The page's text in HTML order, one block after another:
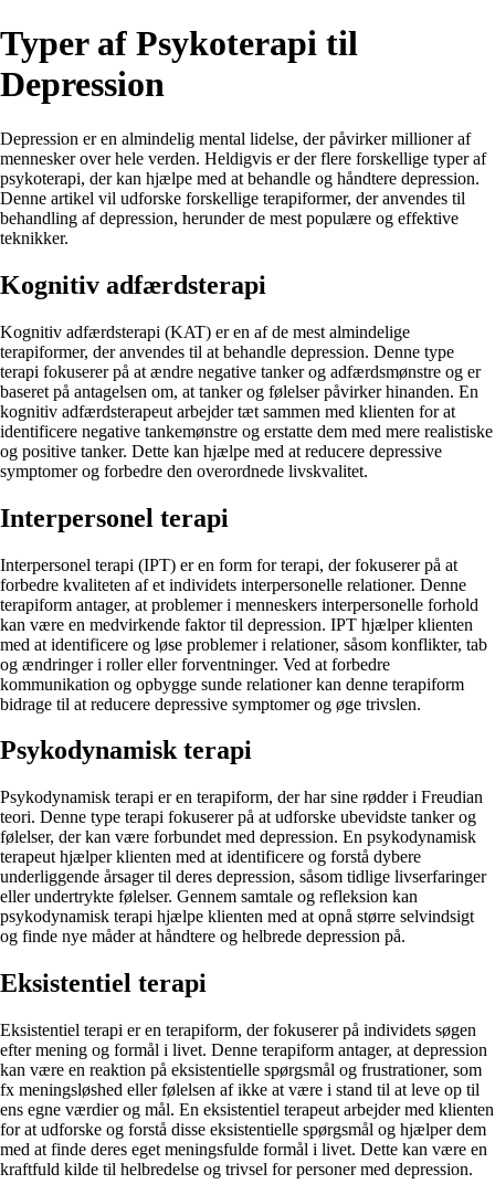
Typer af Psykoterapi til
Depression
Depression er en almindelig mental lidelse, der påvirker millioner af
mennesker over hele verden. Heldigvis er der flere forskellige typer af
psykoterapi, der kan hjælpe med at behandle og håndtere depression.
Denne artikel vil udforske forskellige terapiformer, der anvendes til
behandling af depression, herunder de mest populære og effektive
teknikker.
Kognitiv adfærdsterapi
Kognitiv adfærdsterapi (KAT) er en af ​​de mest almindelige
terapiformer, der anvendes til at behandle depression. Denne type
terapi fokuserer på at ændre negative tanker og adfærdsmønstre og er
baseret på antagelsen om, at tanker og følelser påvirker hinanden. En
kognitiv adfærdsterapeut arbejder tæt sammen med klienten for at
identificere negative tankemønstre og erstatte dem med mere realistiske
og positive tanker. Dette kan hjælpe med at reducere depressive
symptomer og forbedre den overordnede livskvalitet.
Interpersonel terapi
Interpersonel terapi (IPT) er en form for terapi, der fokuserer på at
forbedre kvaliteten af ​​et individets interpersonelle relationer. Denne
terapiform antager, at problemer i menneskers interpersonelle forhold
kan være en medvirkende faktor til depression. IPT hjælper klienten
med at identificere og løse problemer i relationer, såsom konflikter, tab
og ændringer i roller eller forventninger. Ved at forbedre
kommunikation og opbygge sunde relationer kan denne terapiform
bidrage til at reducere depressive symptomer og øge trivslen.
Psykodynamisk terapi
Psykodynamisk terapi er en terapiform, der har sine rødder i Freudian
teori. Denne type terapi fokuserer på at udforske ubevidste tanker og
følelser, der kan være forbundet med depression. En psykodynamisk
terapeut hjælper klienten med at identificere og forstå dybere
underliggende årsager til deres depression, såsom tidlige livserfaringer
eller undertrykte følelser. Gennem samtale og refleksion kan
psykodynamisk terapi hjælpe klienten med at opnå større selvindsigt
og finde nye måder at håndtere og helbrede depression på.
Eksistentiel terapi
Eksistentiel terapi er en terapiform, der fokuserer på individets søgen
efter mening og formål i livet. Denne terapiform antager, at depression
kan være en reaktion på eksistentielle spørgsmål og frustrationer, som
fx meningsløshed eller følelsen af ikke at være i stand til at leve op til
ens egne værdier og mål. En eksistentiel terapeut arbejder med klienten
for at udforske og forstå disse eksistentielle spørgsmål og hjælper dem
med at finde deres eget meningsfulde formål i livet. Dette kan være en
kraftfuld kilde til helbredelse og trivsel for personer med depression.